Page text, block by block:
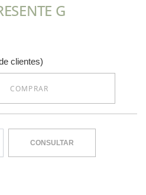
G
clientes)
COMPRAR
CONSULTAR